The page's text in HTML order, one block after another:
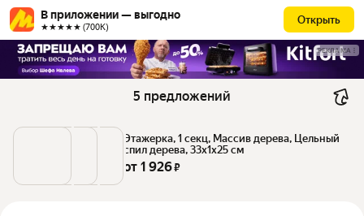
В приложении — выгодно
★★★★★ (700К)
Открыть
РЕКЛАМА
5 предложений
Этажерка, 1 секц, Массив дерева, Цельный
спил дерева, 33х1х25 см
от 1 926 ₽